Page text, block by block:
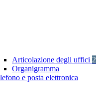
Articolazione degli uffici 2
Organigramma
e posta elettronica